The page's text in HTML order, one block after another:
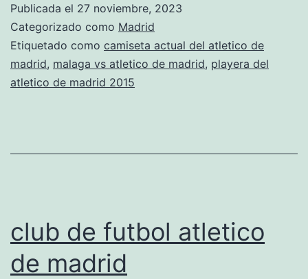
de
madrid
Publicada el 27 noviembre, 2023
Categorizado como Madrid
Etiquetado como camiseta actual del atletico de
madrid, malaga vs atletico de madrid, playera del
atletico de madrid 2015
club de futbol atletico
de madrid